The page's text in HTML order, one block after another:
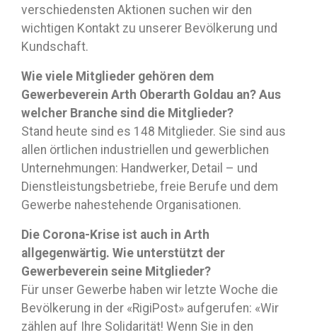
verschiedensten Aktionen suchen wir den
wichtigen Kontakt zu unserer Bevölkerung und
Kundschaft.
Wie viele Mitglieder gehören dem
Gewerbeverein Arth Oberarth Goldau an? Aus
welcher Branche sind die Mitglieder?
Stand heute sind es 148 Mitglieder. Sie sind aus
allen örtlichen industriellen und gewerblichen
Unternehmungen: Handwerker, Detail – und
Dienstleistungsbetriebe, freie Berufe und dem
Gewerbe nahestehende Organisationen.
Die Corona-Krise ist auch in Arth
allgegenwärtig. Wie unterstützt der
Gewerbeverein seine Mitglieder?
Für unser Gewerbe haben wir letzte Woche die
Bevölkerung in der «RigiPost» aufgerufen: «Wir
zählen auf Ihre Solidarität! Wenn Sie in den